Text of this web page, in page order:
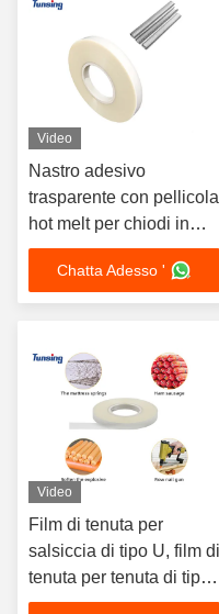
Video
Nastro adesivo
trasparente con pellicola
hot melt per chiodi in
acciaio U/C
Chatta Adesso '
Video
Film di tenuta per
salsiccia di tipo U, film di
tenuta per tenuta di tipo
U, film di tenuta termico